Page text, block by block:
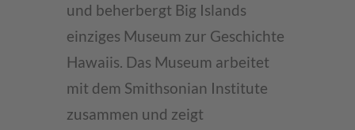
und beherbergt Big Islands
einziges Museum zur Geschichte
Hawaiis. Das Museum arbeitet
mit dem Smithsonian Institute
zusammen und zeigt